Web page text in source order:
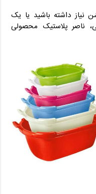
نیاز داشته باشید یا یک
ناصر پلاستیک محصولی